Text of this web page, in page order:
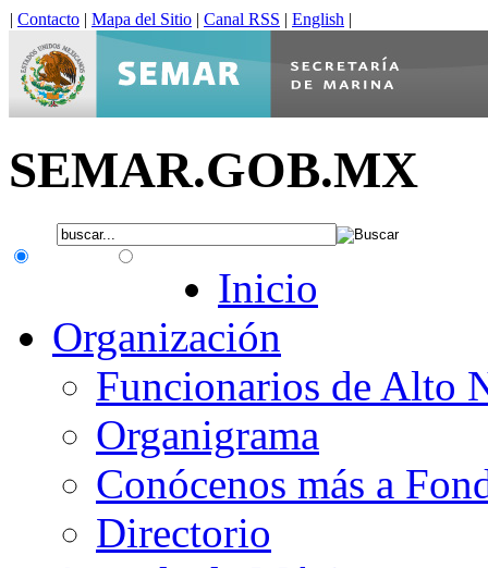
| Contacto | Mapa del Sitio | Canal RSS | English |
SEMAR.GOB.MX
Inicio
Organización
Funcionarios de Alto
Organigrama
Conócenos más a
Directorio